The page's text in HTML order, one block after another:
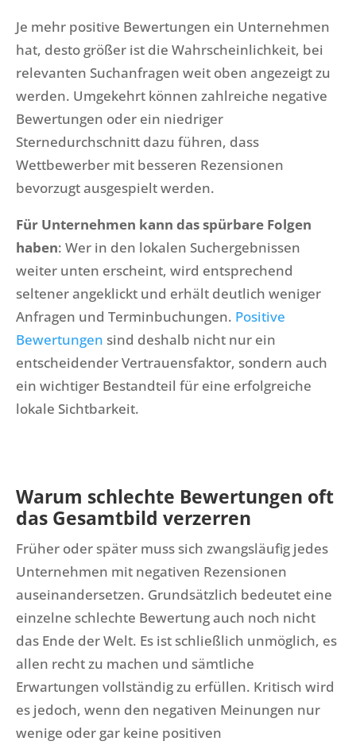
Je mehr positive Bewertungen ein Unternehmen
hat, desto größer ist die Wahrscheinlichkeit, bei
relevanten Suchanfragen weit oben angezeigt zu
werden. Umgekehrt können zahlreiche negative
Bewertungen oder ein niedriger
Sternedurchschnitt dazu führen, dass
Wettbewerber mit besseren Rezensionen
bevorzugt ausgespielt werden.
Für Unternehmen kann das spürbare Folgen
haben: Wer in den lokalen Suchergebnissen
weiter unten erscheint, wird entsprechend
seltener angeklickt und erhält deutlich weniger
Anfragen und Terminbuchungen. Positive
Bewertungen sind deshalb nicht nur ein
entscheidender Vertrauensfaktor, sondern auch
ein wichtiger Bestandteil für eine erfolgreiche
lokale Sichtbarkeit.
Warum schlechte Bewertungen oft
das Gesamtbild verzerren
Früher oder später muss sich zwangsläufig jedes
Unternehmen mit negativen Rezensionen
auseinandersetzen. Grundsätzlich bedeutet eine
einzelne schlechte Bewertung auch noch nicht
das Ende der Welt. Es ist schließlich unmöglich, es
allen recht zu machen und sämtliche
Erwartungen vollständig zu erfüllen. Kritisch wird
es jedoch, wenn den negativen Meinungen nur
wenige oder gar keine positiven